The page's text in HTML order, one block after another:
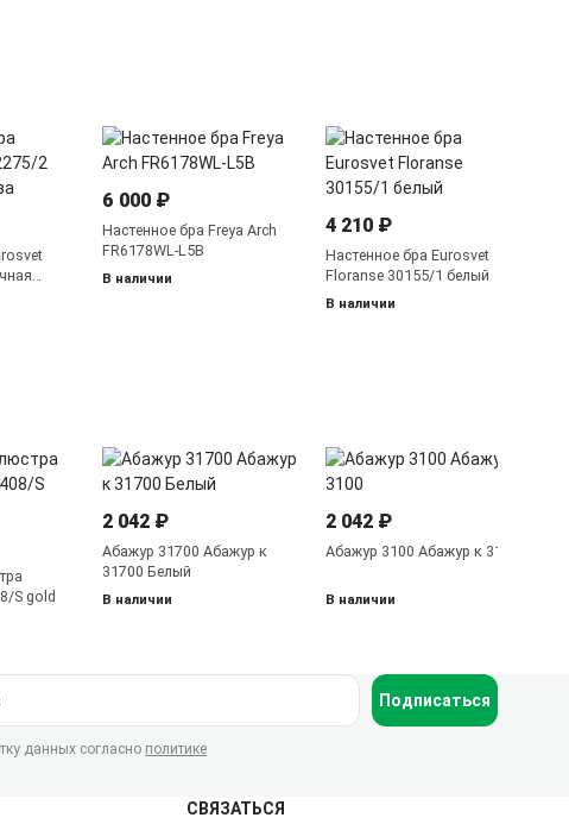
6 000 ₽
Настенное бра Freya Arch
FR6178WL-L5B
В наличии
4 210 ₽
Настенное бра Eurosvet
Floranse 30155/1 белый
В наличии
S gold
2 042 ₽
Абажур 31700 Абажур к
31700 Белый
В наличии
2 042 ₽
Абажур 3100 Абажур к 3100
В наличии
Подписаться
данных согласно политике
СВЯЗАТЬСЯ